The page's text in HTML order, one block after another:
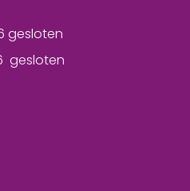
gesloten
gesloten